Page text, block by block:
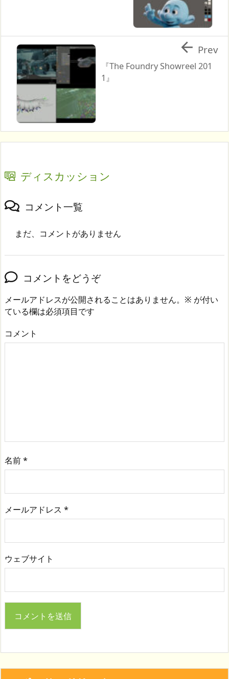
『The Foundry Showreel 201
1』
 Prev
ディスカッション
コメント一覧
まだ、コメントがありません
コメントをどうぞ
メールアドレスが公開されることはありません。 ※ が付い
ている欄は必須項目です
コメント
名前*
メールアドレス *
ウェブサイト